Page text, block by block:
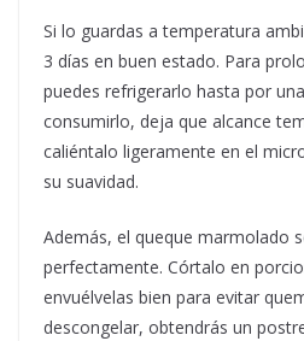
Si lo guardas a temperatura
3 días en buen estado. Para
puedes refrigerarlo hasta por
consumirlo, deja que alcance
caliéntalo ligeramente en el
su suavidad.
Además, el queque marmolado
perfectamente. Córtalo en
envuélvelas bien para evitar
descongelar, obtendrás un